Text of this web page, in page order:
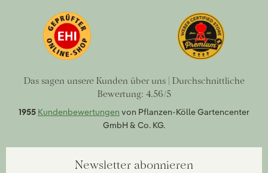
Das sagen unsere Kunden über uns | Durchschnittliche
Bewertung: 4.56/5
1955 Kundenbewertungen von Pflanzen-Kölle Gartencenter
GmbH & Co. KG.
Newsletter abonnieren